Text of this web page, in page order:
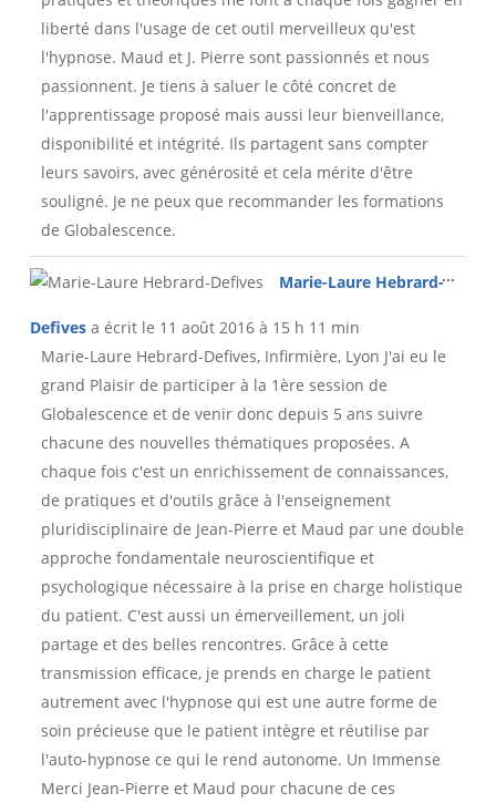
liberté dans l'usage de cet outil merveilleux qu'est
l'hypnose. Maud et J. Pierre sont passionnés et nous
passionnent. Je tiens à saluer le côté concret de
l'apprentissage proposé mais aussi leur bienveillance,
disponibilité et intégrité. Ils partagent sans compter
leurs savoirs, avec générosité et cela mérite d'être
souligné. Je ne peux que recommander les formations
de Globalescence.
Marie-Laure Hebrard-
Defives a écrit le 11 août 2016 à 15 h 11 min
Marie-Laure Hebrard-Defives, Infirmière, Lyon J'ai eu le
grand Plaisir de participer à la 1ère session de
Globalescence et de venir donc depuis 5 ans suivre
chacune des nouvelles thématiques proposées. A
chaque fois c'est un enrichissement de connaissances,
de pratiques et d'outils grâce à l'enseignement
pluridisciplinaire de Jean-Pierre et Maud par une double
approche fondamentale neuroscientifique et
psychologique nécessaire à la prise en charge holistique
du patient. C'est aussi un émerveillement, un joli
partage et des belles rencontres. Grâce à cette
transmission efficace, je prends en charge le patient
autrement avec l'hypnose qui est une autre forme de
soin précieuse que le patient intègre et réutilise par
l'auto-hypnose ce qui le rend autonome. Un Immense
Merci Jean-Pierre et Maud pour chacune de ces
...